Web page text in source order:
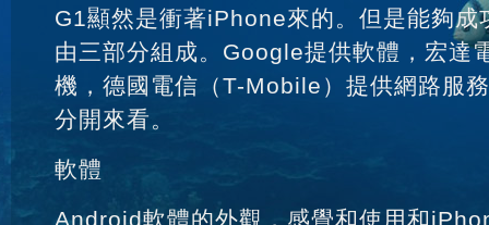
G1顯然是衝著iPhone來的。但是能夠成
由三部分組成。Google提供軟體，宏達
機，德國電信（T-Mobile）提供網路服
分開來看。
軟體
Android軟體的外觀，感覺和使用和